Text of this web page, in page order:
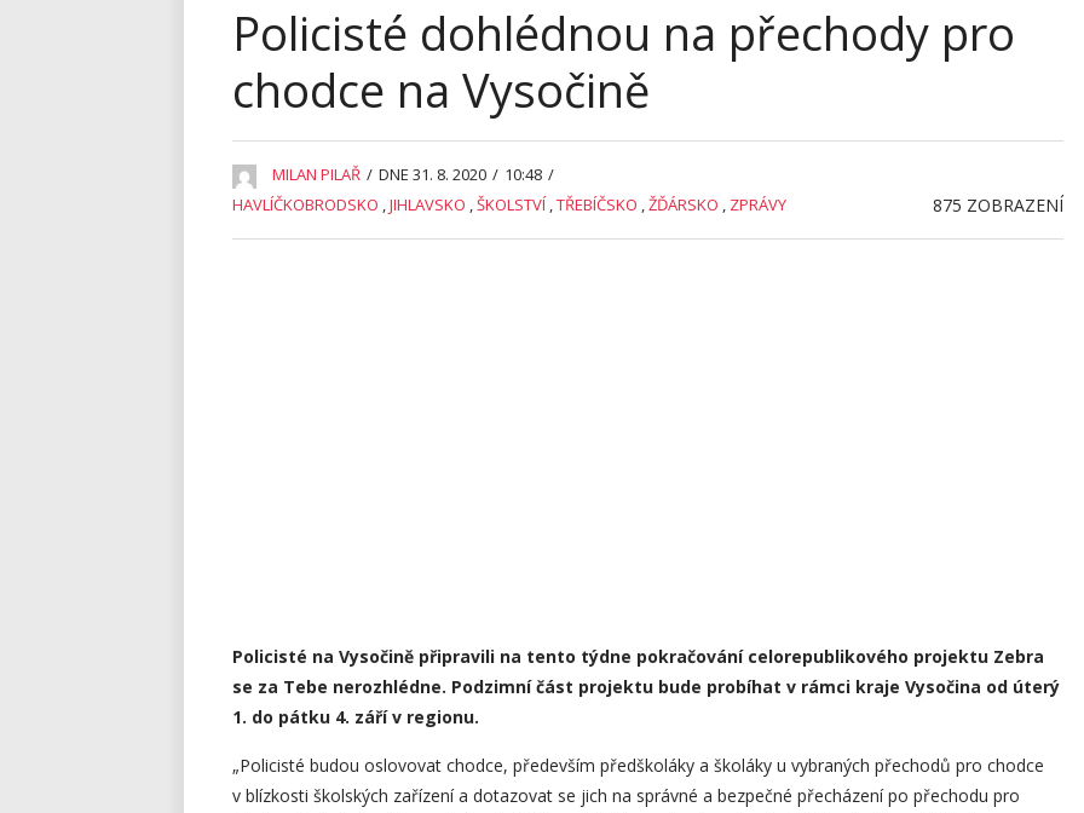
Policisté dohlédnou na přechody pro
chodce na Vysočině
MILAN PILAŘ / DNE 31. 8. 2020 / 10:48 /
HAVLÍČKOBRODSKO ,JIHLAVSKO ,ŠKOLSTVÍ,TŘEBÍČSKO ,ŽĎÁRSKO , ZPRÁVY 875 ZOBRAZENÍ
Policisté na Vysočině připravili na tento týdne pokračování celorepublikového projektu Zebra
se za Tebe nerozhlédne. Podzimní část projektu bude probíhat v rámci kraje Vysočina od úterý
1. do pátku 4. září v regionu.
„Policisté budou oslovovat chodce, především předškoláky a školáky u vybraných přechodů pro chodce
v blízkosti školských zařízení a dotazovat se jich na správné a bezpečné přecházení po přechodu pro